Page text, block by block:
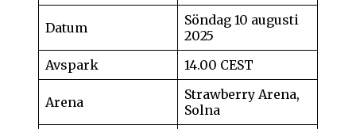
Datum
Söndag 10 augusti
2025
Avspark
14.00 CEST
Arena
Strawberry Arena,
Solna